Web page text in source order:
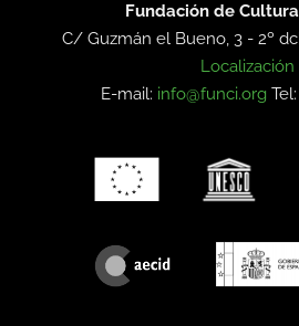
Fundación de
C/ Guzmán el Bueno, 3 - 2º
Localización
E-mail: info@funci.org